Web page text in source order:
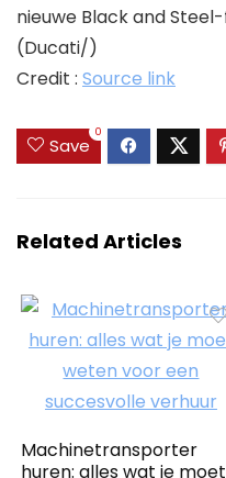
nieuwe Black and
(Ducati/)
Credit : Source link
Save
0
Related Articles
Machinetransporter
huren: alles wat je moet